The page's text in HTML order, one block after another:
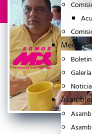
Medios
Galería